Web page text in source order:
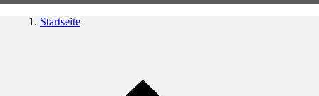
Startseite